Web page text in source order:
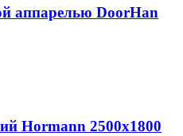
аппарелью DoorHan
Hormann 2500х1800